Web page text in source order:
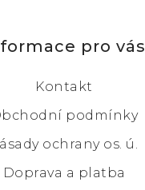
pro vás
Kontakt
podmínky
ochrany os. ú.
Doprava a platba